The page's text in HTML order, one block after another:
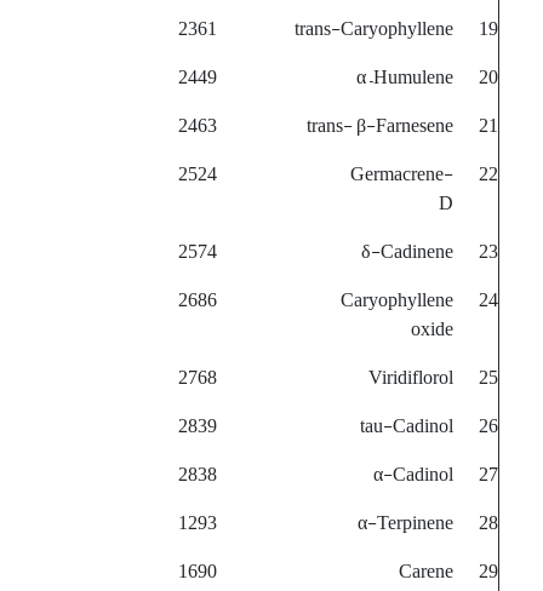
19
trans-Caryophyllene
2361
20
α –Humulene
2449
21
trans- β-Farnesene
2463
22
Germacrene-
D
2524
23
δ-Cadinene
2574
24
Caryophyllene
oxide
2686
25
Viridiflorol
2768
26
tau-Cadinol
2839
27
α-Cadinol
2838
28
α-Terpinene
1293
29
Carene
1690